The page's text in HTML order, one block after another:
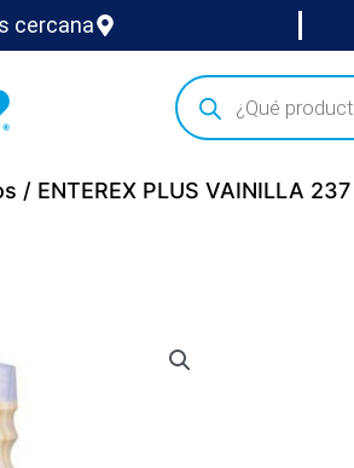
cercana
/ ENTEREX PLUS VAINILLA